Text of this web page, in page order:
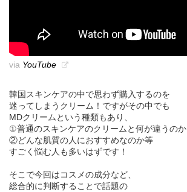
via YouTube
韓国スキンケアの中で思わず購入するのを
迷ってしまうクリーム！ですがその中でも
MDクリームという種類もあり、
①普通のスキンケアのクリームと何が違うのか
②どんな肌質の人におすすめなのか等
すごく悩む人も多いはずです！
そこで今回はコスメの成分など、
総合的に判断することで話題の